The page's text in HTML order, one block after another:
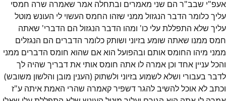
אעפ"י שבב"ר הם שני מאמרים ובתחלה אמר שאמרה שרה חמסי
עליך כלומר הדבר הנגזול ממני שזהו החמס העשוי לי העונש מוטל
עליך שלא התפללת עלי כו' ומהו הדבר הנגזול הם הדברי' שאתה
חמס ממנו שאתה שומע בזיוני ושותק כלומר הדברים הם הנגזלים
ממני מיהו החומס אותם ובהפועל הוא אם שהוא חומס הדברים ממני
והכל עניין אחד וכן אמרה לו אתה חומס אותי את דבריך שהיה לך
לדבר בעבורי ושלא לשמוע בזיוני ולשתוק (הענין מובן והלשון משובש)
וכתב לא אוכל להשיב להגר דשפיר קאמרה שהרי האמת איתה ע"ז